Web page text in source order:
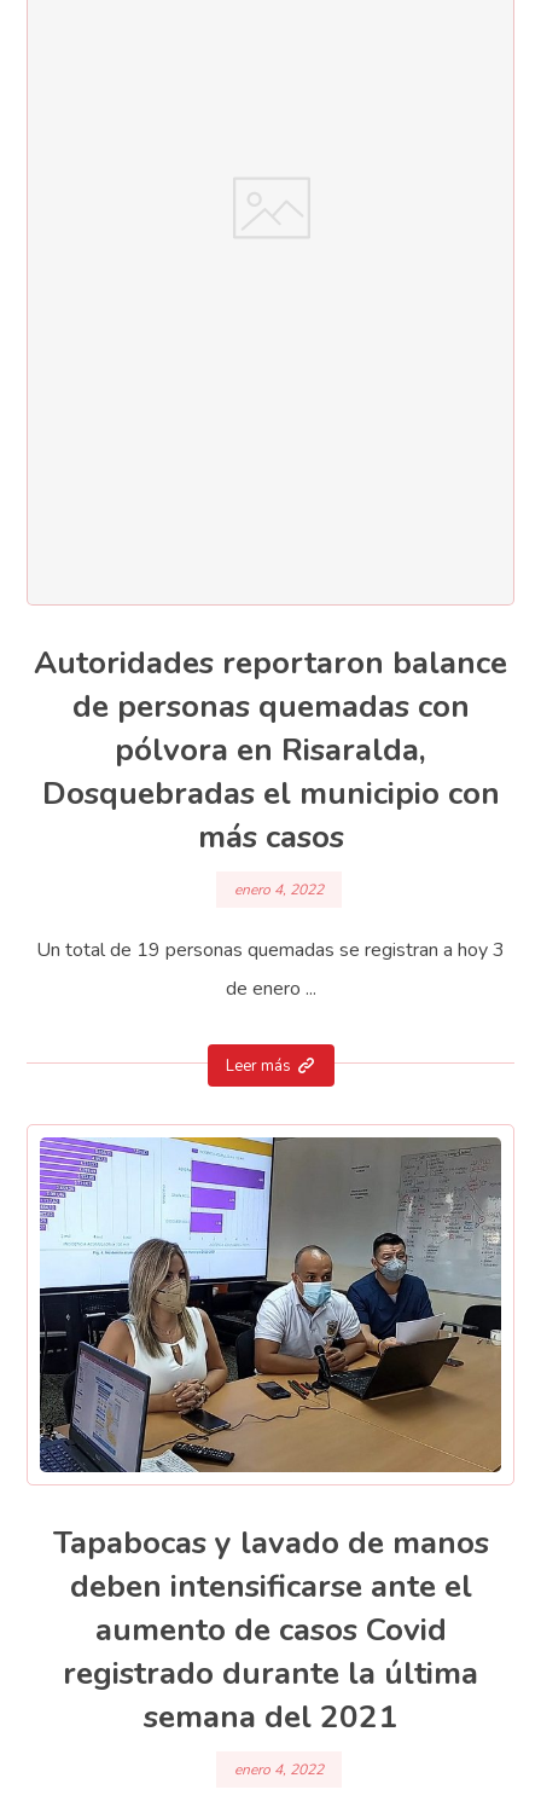
Autoridades reportaron balance
de personas quemadas con
pólvora en Risaralda,
Dosquebradas el municipio con
más casos
enero 4, 2022
Un total de 19 personas quemadas se registran a hoy 3
de enero ...
Leer más
Tapabocas y lavado de manos
deben intensificarse ante el
aumento de casos Covid
registrado durante la última
semana del 2021
enero 4, 2022